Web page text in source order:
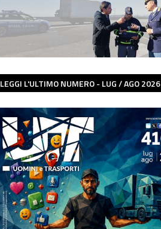
LEGGI L'ULTIMO NUMERO - LUG / AGO 2026